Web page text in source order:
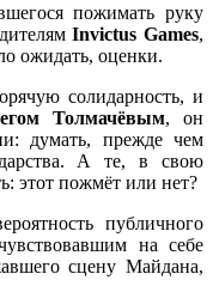
пожимать руку
Invictus Games,
ожидать, оценки.
солидарность, и
Толмачёвым, он
думать, прежде чем
А те, в свою
этот пожмёт или нет?
публичного
на себе
сцену Майдана,